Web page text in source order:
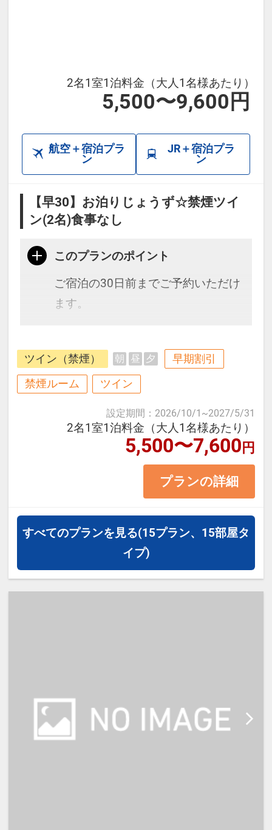
2名1室1泊料金（大人1名様あたり）
5,500〜9,600円
航空＋宿泊プラ
ン
JR＋宿泊プラ
ン
【早30】お泊りじょうず☆禁煙ツイ
ン(2名)食事なし
このプランのポイント
ご宿泊の30日前までご予約いただけ
ます。
残る祇園の街にあり昭和レトロを感
じさせるクラシックなホテルです。
く、ビジネスだけではなく、観光・
イベントなどにも最適です。
≪お部屋タイプ≫ツイン バス・ト
【宿泊施設における「こども・添い
寝」について】
・幼児施設使用料（0～6歳）：無料
なります。
※本プランは価格変動制です。
予約のタイミングや空室状況により
ツイン（禁煙） 朝 昼 夕 早期割引
禁煙ルーム ツイン
設定期間 ： 2026/10/1 ~2027/5/31
2名1室1泊料金（大人1名様あたり）
5,500〜7,600円
プランの詳細
すべてのプランを見る(15プラン、15部屋タ
イプ)